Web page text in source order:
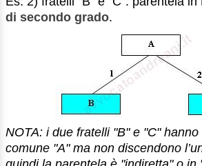
di secondo grado.
NOTA: i due fratelli "B" e "C"
comune "A" ma non discendono